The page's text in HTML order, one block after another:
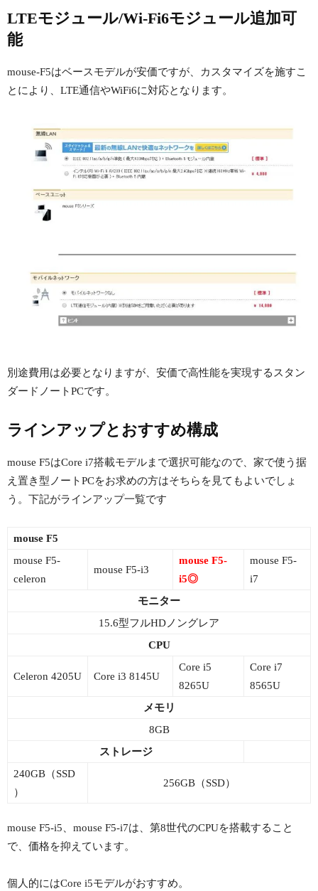
LTEモジュール/Wi-Fi6モジュール追加可
能
mouse-F5はベースモデルが安価ですが、カスタマイズを施すこ
とにより、LTE通信やWiFi6に対応となります。
別途費用は必要となりますが、安価で高性能を実現するスタン
ダードノートPCです。
ラインアップとおすすめ構成
mouse F5はCore i7搭載モデルまで選択可能なので、家で使う据
え置き型ノートPCをお求めの方はそちらを見てもよいでしょ
う。下記がラインアップ一覧です
mouse F5
mouse F5-
celeron
mouse F5-i3
mouse F5-
i5◎
mouse F5-
i7
モニター
15.6型フルHDノングレア
CPU
Celeron 4205U Core i3 8145U
Core i5
8265U
Core i7
8565U
メモリ
8GB
ストレージ
240GB（SSD
）
256GB（SSD）
mouse F5-i5、mouse F5-i7は、第8世代のCPUを搭載すること
で、価格を抑えています。
個人的にはCore i5モデルがおすすめ。